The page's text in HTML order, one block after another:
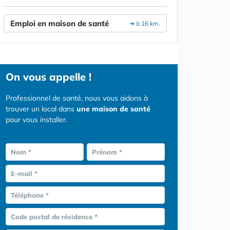
➔ à 16 km.
Emploi en maison de santé
On vous appelle !
Professionnel de santé, nous vous aidons à
trouver un local dans une maison de santé
pour vous installer.
Nom * Prénom *
E-mail *
Téléphone *
Code postal de résidence *